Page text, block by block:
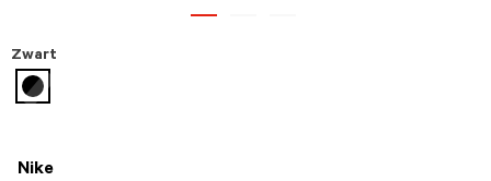
Nike
Zwart
geselecteerd